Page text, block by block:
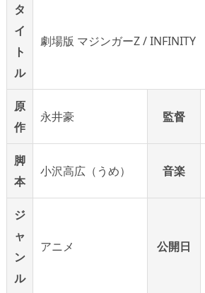
タ
イ
ト
ル
劇場版 マジンガーZ / INFINITY
原
作
永井豪 監督
脚
本
小沢高広（うめ） 音楽
ジ
ャ
ン
ル
アニメ 公開日